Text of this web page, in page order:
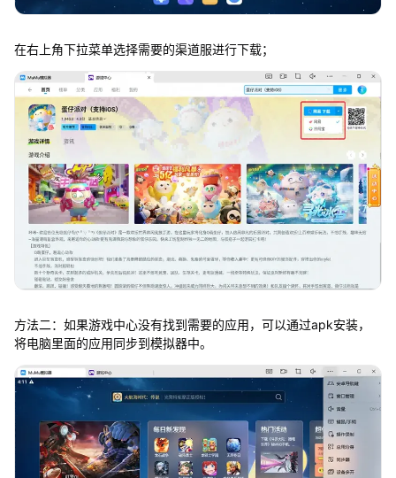
在右上角下拉菜单选择需要的渠道服进行下载；
方法二：如果游戏中心没有找到需要的应用，可以通过apk安装，
将电脑里面的应用同步到模拟器中。